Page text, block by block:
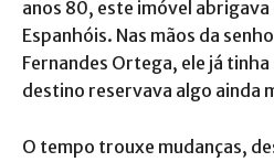
anos 80, este imóvel
Espanhóis. Nas mãos da
Fernandes Ortega, ele já
destino reservava algo ainda
O tempo trouxe mudanças,